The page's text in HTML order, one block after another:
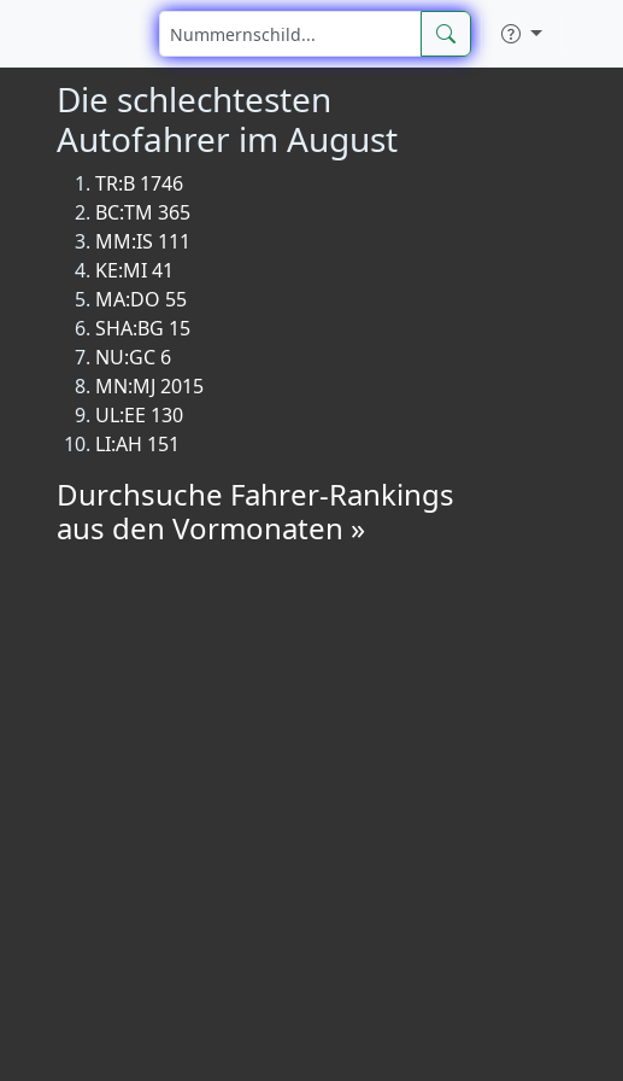
Die schlechtesten
Autofahrer im August
TR:B 1746
BC:TM 365
MM:IS 111
KE:MI 41
MA:DO 55
SHA:BG 15
NU:GC 6
MN:MJ 2015
UL:EE 130
LI:AH 151
Durchsuche Fahrer-Rankings
aus den Vormonaten »